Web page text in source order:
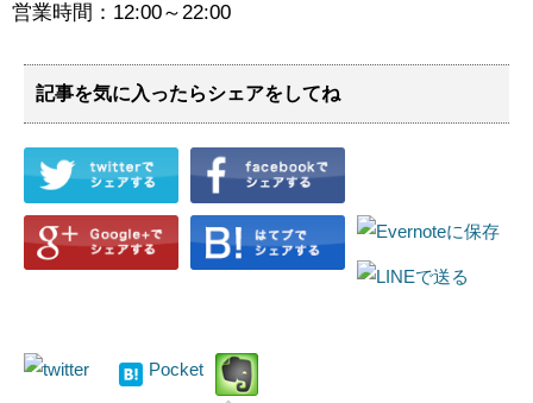
営業時間：12:00～22:00
記事を気に入ったらシェアをしてね
Pocket